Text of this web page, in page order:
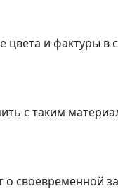
и фактуры в
с таким
своевременной